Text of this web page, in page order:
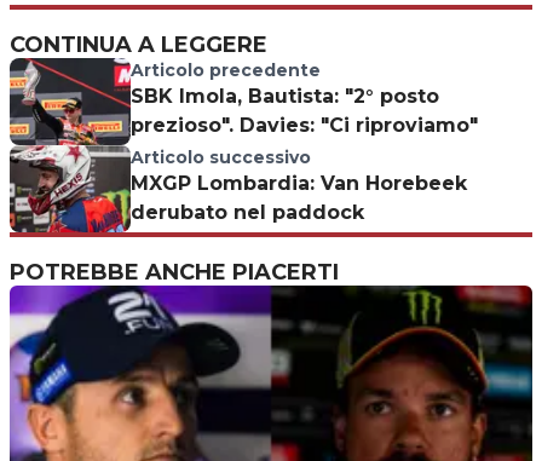
CONTINUA A LEGGERE
Articolo precedente
SBK Imola, Bautista: "2° posto
prezioso". Davies: "Ci riproviamo"
Articolo successivo
MXGP Lombardia: Van Horebeek
derubato nel paddock
POTREBBE ANCHE PIACERTI